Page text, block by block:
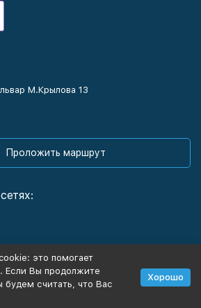
М.Крылова 13
Проложить маршрут
это помогает
Если Вы продолжите
будем считать, что Вас
Хорошо